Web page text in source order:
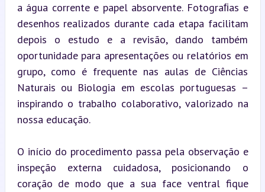
a água corrente e papel absorvente. Fotograﬁas e
desenhos realizados durante cada etapa facilitam
depois o estudo e a revisão, dando também
oportunidade para apresentações ou relatórios em
grupo, como é frequente nas aulas de Ciências
Naturais ou Biologia em escolas portuguesas –
inspirando o trabalho colaborativo, valorizado na
nossa educação.
O início do procedimento passa pela observação e
inspeção externa cuidadosa, posicionando o
coração de modo que a sua face ventral fique